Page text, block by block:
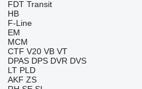
FDT Transit
HB
F-Line
EM
MCM
CTF V20 VB VT
DPAS DPS DVR DVS
LT PLD
AKF ZS